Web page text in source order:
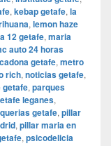
, kebap getafe, la
, lemon haze
12 getafe, maria
auto 24 horas
getafe, metro
rich, noticias getafe,
getafe, parques
leganes,
getafe, pillar
, pillar maria en
, psicodelicia